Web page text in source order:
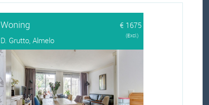
Woning
€ 1675
D. Grutto, Almelo
(Excl.)